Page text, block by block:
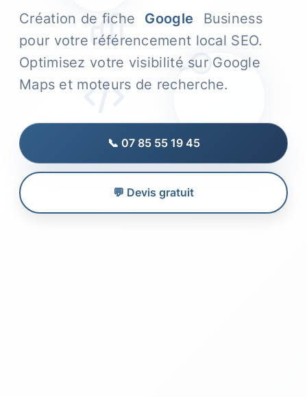
Création de fiche Google
Business
pour votre référencement local SEO.
Optimisez votre visibilité sur Google
Maps et moteurs de recherche.
📞 07 85 55 19 45
💬 Devis gratuit